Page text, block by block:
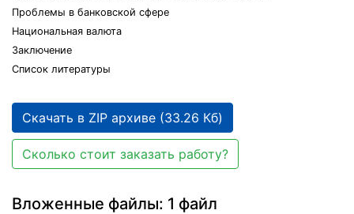
Проблемы в банковской сфере
Национальная валюта
Заключение
Список литературы
Скачать в ZIP архиве (33.26 Кб)
Сколько стоит заказать работу?
Вложенные файлы: 1 файл